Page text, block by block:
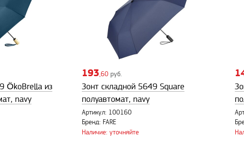
ÖkoBrella из
navy
193,60 руб.
Зонт складной 5649 Square
полуавтомат, navy
Артикул: 100160
Бренд: FARE
Наличие: уточняйте